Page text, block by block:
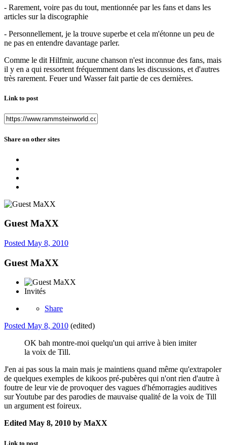
- Rarement, voire pas du tout, mentionnée par les fans et dans les
articles sur la discographie
- Personnellement, je la trouve superbe et cela m'étonne un peu de
ne pas en entendre davantage parler.
Comme le dit Hilfmir, aucune chanson n'est inconnue des fans, mais
il y en a qui ressortent fréquemment dans les discussions, et d'autres
très rarement. Feuer und Wasser fait partie de ces dernières.
Link to post
Share on other sites
Guest MaXX
Posted May 8, 2010
Guest MaXX
Invités
Share
Posted May 8, 2010 (edited)
OK bah montre-moi quelqu'un qui arrive à bien imiter
la voix de Till.
J'en ai pas sous la main mais je maintiens quand même qu'extrapoler
de quelques exemples de kikoos pré-pubères qui n'ont rien d'autre à
foutre de leur vie de provoquer des vagues d'hémorragies auditives
sur Youtube par des parodies de mauvaise qualité de la voix de Till
un argument est foireux.
Edited May 8, 2010 by MaXX
Link to post